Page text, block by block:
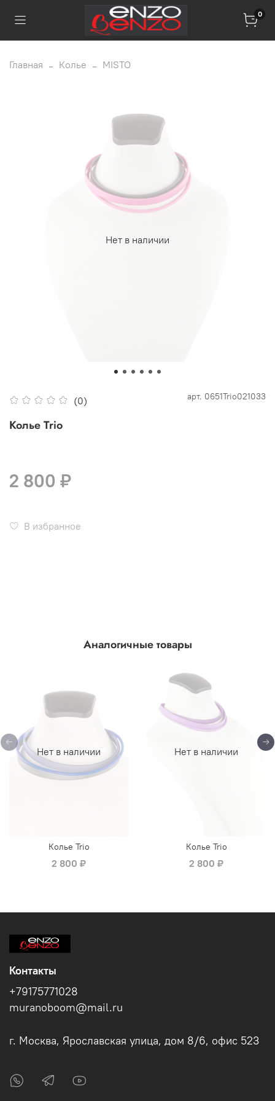
0
Главная Колье MISTO
Нет в наличии
(0) арт. 0651Trio021033
Колье Trio
2 800 ₽
В избранное
Аналогичные товары
Нет в наличии
Колье Trio
2 800 ₽
Нет в наличии
Колье Trio
2 800 ₽
Контакты
+79175771028
muranoboom@mail.ru
г. Москва, Ярославская улица, дом 8/6, офис 523